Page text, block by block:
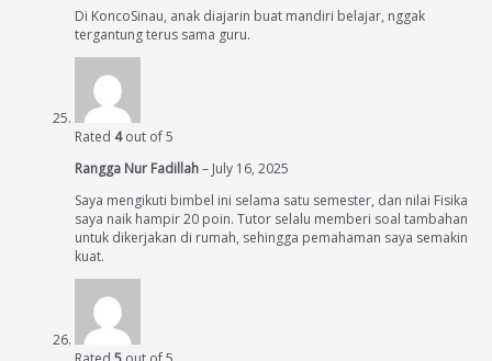
Di KoncoSinau, anak diajarin buat mandiri belajar, nggak
tergantung terus sama guru.
Rated 4out of 5
Rangga Nur Fadillah– July 16, 2025
Saya mengikuti bimbel ini selama satu semester, dan nilai Fisika
saya naik hampir 20 poin. Tutor selalu memberi soal tambahan
untuk dikerjakan di rumah, sehingga pemahaman saya semakin
kuat.